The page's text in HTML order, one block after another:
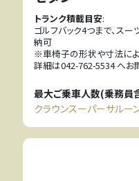
トランク積載目安:
ゴルフバック4つまで、ス
納可
※車椅子の形状や寸法によ
詳細は042-762-5534 へお
最大ご乗車人数(乗務員
クラウンスーパーサルー